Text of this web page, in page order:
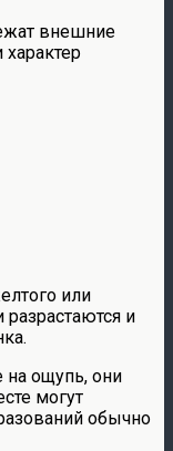
внешние
или
и
на ощупь, они
могут
обычно